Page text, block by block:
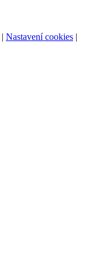
| Nastavení cookies |